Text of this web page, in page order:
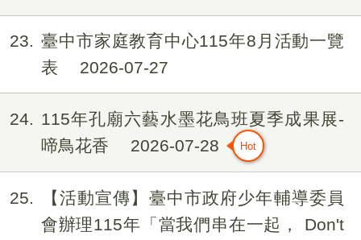
23
臺中市家庭教育中心115年8月活動一覽
表
2026-07-27
24
115年孔廟六藝水墨花鳥班夏季成果展-
啼鳥花香
2026-07-28
25
【活動宣傳】臺中市政府少年輔導委員
會辦理115年「當我們串在一起， Don't